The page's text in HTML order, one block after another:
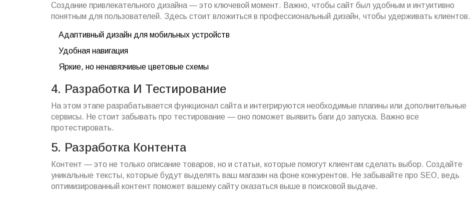
Создание привлекательного дизайна — это ключевой момент. Важно, чтобы сайт был удобным и интуитивно
понятным для пользователей. Здесь стоит вложиться в профессиональный дизайн, чтобы удерживать клиентов.
Адаптивный дизайн для мобильных устройств
Удобная навигация
Яркие, но ненавязчивые цветовые схемы
4. Разработка И Тестирование
На этом этапе разрабатывается функционал сайта и интегрируются необходимые плагины или дополнительные
сервисы. Не стоит забывать про тестирование — оно поможет выявить баги до запуска. Важно все
протестировать.
5. Разработка Контента
Контент — это не только описание товаров, но и статьи, которые помогут клиентам сделать выбор. Создайте
уникальные тексты, которые будут выделять ваш магазин на фоне конкурентов. Не забывайте про SEO, ведь
оптимизированный контент поможет вашему сайту оказаться выше в поисковой выдаче.